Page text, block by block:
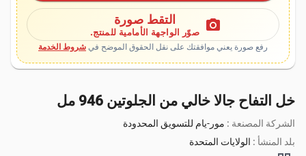
photo_camera التقط صورة
صوّر الواجهة الأمامية للمنتج.
رفع صورة يعني موافقتك على نقل الحقوق الموضح في شروط الخدمة
خل التفاح جالا خالي من الجلوتين 946 مل
الشركة المصنعة : مور-يام للتسويق المحدودة
بلد المنشأ : الولايات المتحدة